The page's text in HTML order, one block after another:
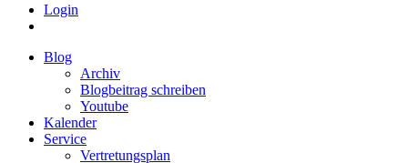
Login
Blog
Archiv
Blogbeitrag schreiben
Youtube
Kalender
Service
Vertretungsplan